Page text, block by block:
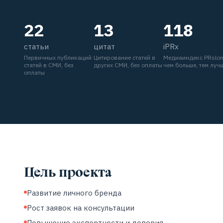
22
статьи
Первичных публикаций
статей в СМИ, без
оплаты
13
цитат
Цитирование статей в
других СМИ, без оплаты
118
iPRx
Медиаиндекс PRslon
чем больше, тем
Цель проекта
Развитие личного бренда
Рост заявок на консультации